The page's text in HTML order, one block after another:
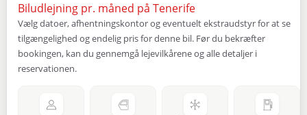
Biludlejning pr. måned på Tenerife
Vælg datoer, afhentningskontor og eventuelt ekstraudstyr for at se
tilgængelighed og endelig pris for denne bil. Før du bekræfter
bookingen, kan du gennemgå lejevilkårene og alle detaljer i
reservationen.